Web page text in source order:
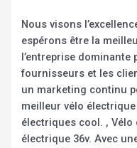
Nous visons
espérons être la
l’entreprise
fournisseurs et les
un marketing continu
meilleur vélo
électriques cool. , Vélo
électrique 36v. Avec